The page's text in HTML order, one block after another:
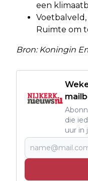
een
Ruimte om
Bron: Koningin
die
uur in